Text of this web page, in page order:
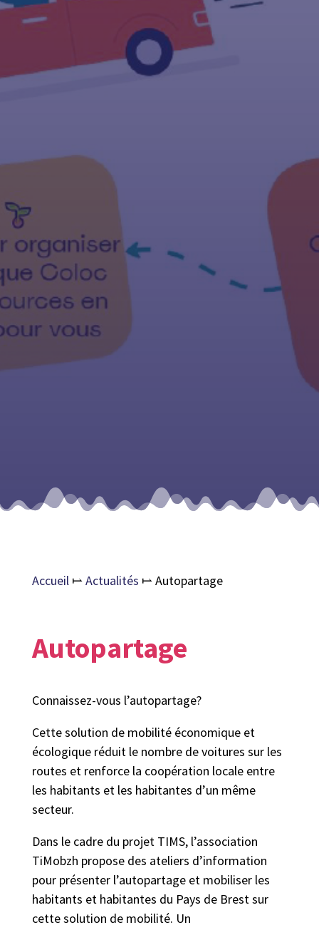
Accueil⥛Actualités ⥛Autopartage
Autopartage
Connaissez-vous l’autopartage?
Cette solution de mobilité économique et
écologique réduit le nombre de voitures sur les
routes et renforce la coopération locale entre
les habitants et les habitantes d’un même
secteur.
Dans le cadre du projet TIMS, l’association
TiMobzh propose des ateliers d’information
pour présenter l’autopartage et mobiliser les
habitants et habitantes du Pays de Brest sur
cette solution de mobilité. Un